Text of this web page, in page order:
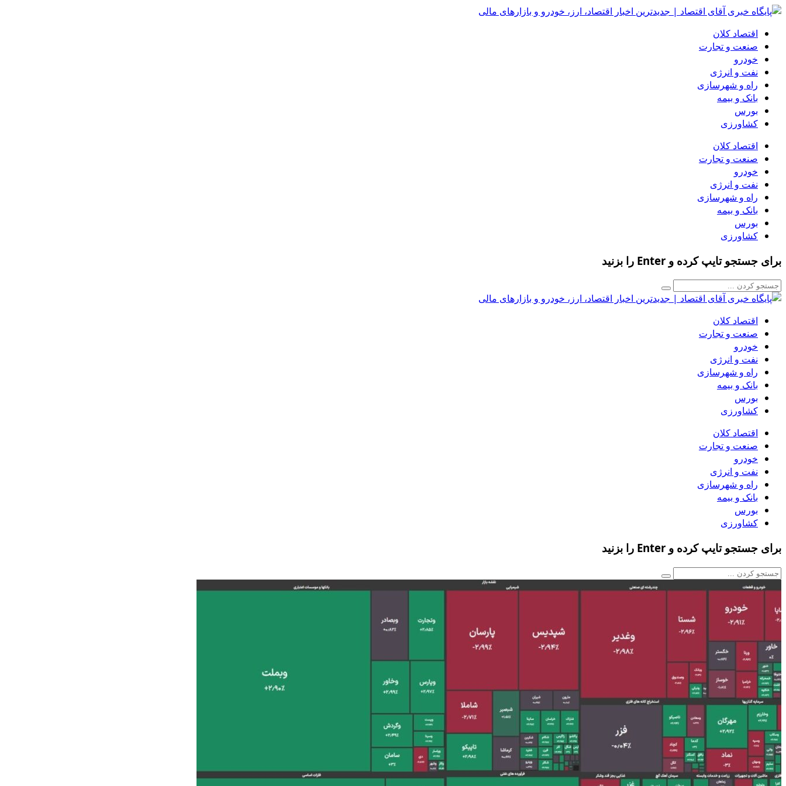
اقتصاد کلان
صنعت و تجارت
خودرو
نفت و انرژی
راه و شهرسازی
بانک و بیمه
بورس
کشاورزی
اقتصاد کلان
صنعت و تجارت
خودرو
نفت و انرژی
راه و شهرسازی
بانک و بیمه
بورس
کشاورزی
برای جستجو تایپ کرده و Enter را بزنید
اقتصاد کلان
صنعت و تجارت
خودرو
نفت و انرژی
راه و شهرسازی
بانک و بیمه
بورس
کشاورزی
اقتصاد کلان
صنعت و تجارت
خودرو
نفت و انرژی
راه و شهرسازی
بانک و بیمه
بورس
کشاورزی
برای جستجو تایپ کرده و Enter را بزنید